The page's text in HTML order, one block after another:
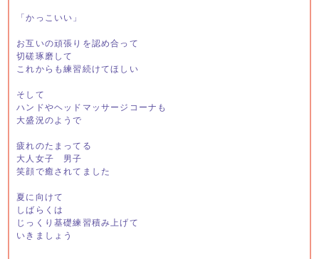
「かっこいい」
お互いの頑張りを認め合って
切磋琢磨して
これからも練習続けてほしい
そして
ハンドやヘッドマッサージコーナも
大盛況のようで
疲れのたまってる
大人女子 男子
笑顔で癒されてました
夏に向けて
しばらくは
じっくり基礎練習積み上げて
いきましょう